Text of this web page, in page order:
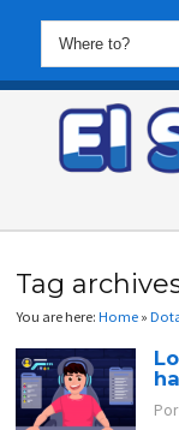
Tag
You are here:Home »
Por